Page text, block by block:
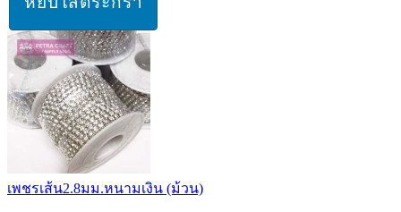
เพชรเส้น2.8มม.หนามเงิน (ม้วน)